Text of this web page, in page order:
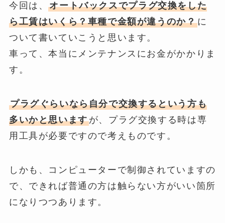
今回は 、オートバックスでプラグ交換をした
ら工賃はいくら？車種で金額が違うのか？に
ついて書いていこうと思います。
車って、本当にメンテナンスにお金がかかりま
す。
プラグぐらいなら自分で交換するという方も
多いかと思いますが、プラグ交換する時は専
用工具が必要ですので考えものです。
しかも、コンピューターで制御されていますの
で、できれば普通の方は触らない方がいい箇所
になりつつあります。